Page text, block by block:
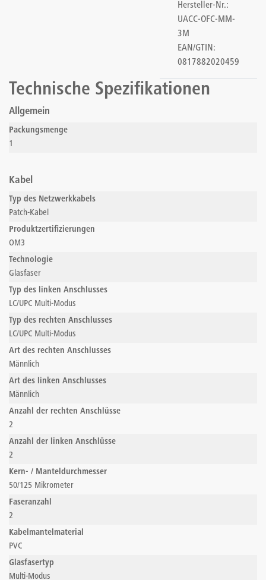
Hersteller-Nr.:
UACC-OFC-MM-
3M
EAN/GTIN:
0817882020459
Technische Spezifikationen
Allgemein
Packungsmenge
1
Kabel
Typ des Netzwerkkabels
Patch-Kabel
Produktzertifizierungen
OM3
Technologie
Glasfaser
Typ des linken Anschlusses
LC/UPC Multi-Modus
Typ des rechten Anschlusses
LC/UPC Multi-Modus
Art des rechten Anschlusses
Männlich
Art des linken Anschlusses
Männlich
Anzahl der rechten Anschlüsse
2
Anzahl der linken Anschlüsse
2
Kern- / Manteldurchmesser
50/125 Mikrometer
Faseranzahl
2
Kabelmantelmaterial
PVC
Glasfasertyp
Multi-Modus